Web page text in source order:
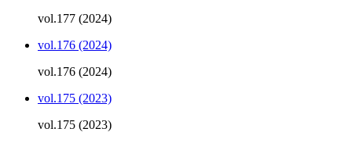
vol.177 (2024)
vol.176 (2024)
vol.176 (2024)
vol.175 (2023)
vol.175 (2023)